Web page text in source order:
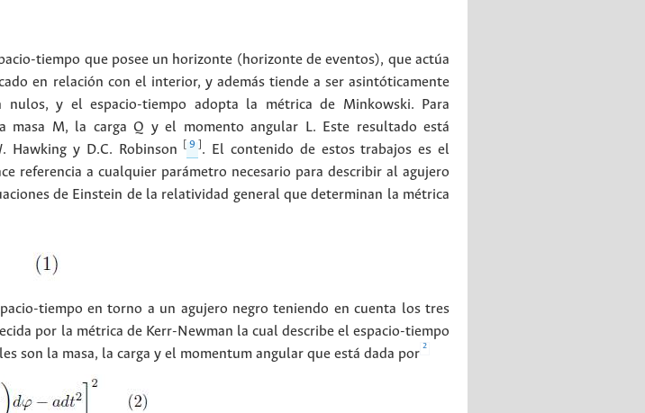
tiempo que posee un horizonte (horizonte de eventos), que actúa
en relación con el interior, y además tiende a ser asintóticamente
y el espacio-tiempo adopta la métrica de Minkowski. Para
masa M, la carga Q y el momento angular L. Este resultado está
Hawking y D.C. Robinson
9
. El contenido de estos trabajos es el
referencia a cualquier parámetro necesario para describir al agujero
de Einstein de la relatividad general que determinan la métrica
tiempo en torno a un agujero negro teniendo en cuenta los tres
por la métrica de Kerr-Newman la cual describe el espacio-tiempo
son la masa, la carga y el momentum angular que está dada por
2